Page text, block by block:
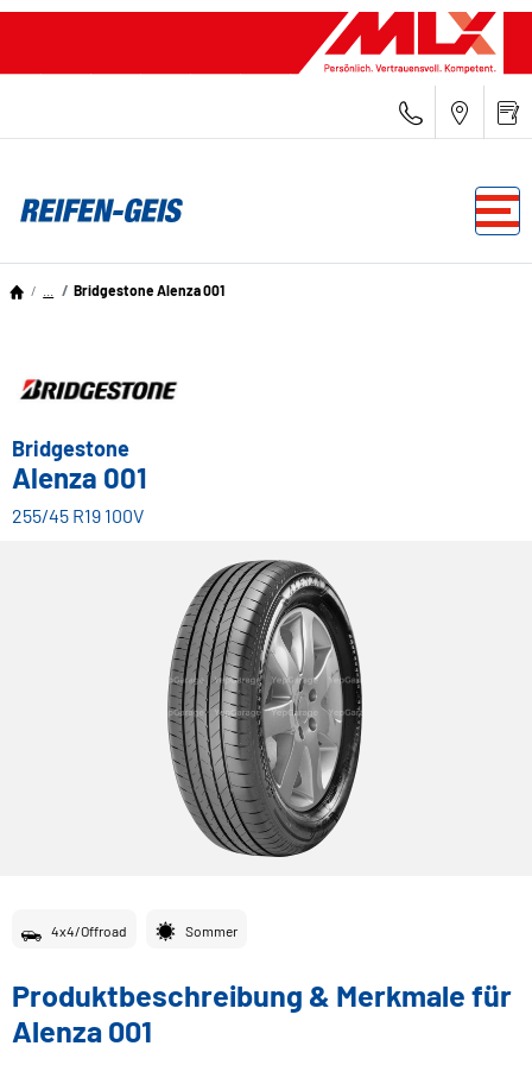
Bridgestone Alenza 001
Bridgestone
Alenza 001
255/45 R19 100V
4x4/Offroad Sommer
Produktbeschreibung & Merkmale für
Alenza 001